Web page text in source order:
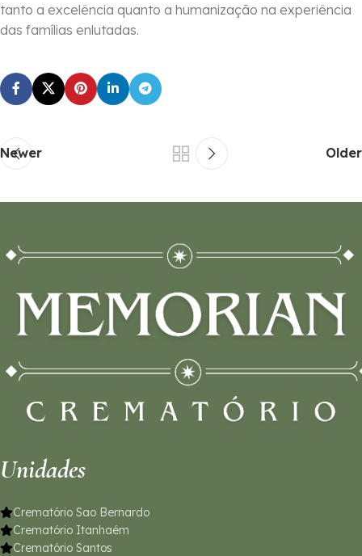
tanto a excelência quanto a humanização na experiência
das famílias enlutadas.
Newer Older
Unidades
Crematório Sao Bernardo
Crematório Itanhaém
Crematório Santos